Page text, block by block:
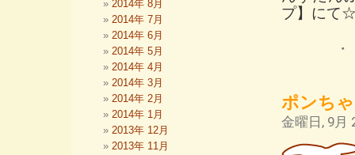
プ】に
ポンち
金曜日, 9月
2014年 8月
2014年 7月
2014年 6月
2014年 5月
2014年 4月
2014年 3月
2014年 2月
2014年 1月
2013年 12月
2013年 11月